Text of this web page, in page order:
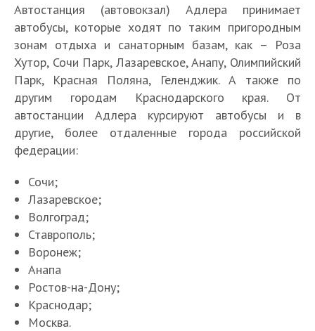
Автостанция (автовокзал) Адлера принимает
автобусы, которые ходят по таким пригородным
зонам отдыха и санаторным базам, как – Роза
Хутор, Сочи Парк, Лазаревское, Анапу, Олимпийский
Парк, Красная Поляна, Геленджик. А также по
другим городам Краснодарского края. От
автостанции Адлера курсируют автобусы и в
другие, более отдаленные города российской
федерации:
Сочи;
Лазаревское;
Волгоград;
Ставрополь;
Воронеж;
Анапа
Ростов-на-Дону;
Краснодар;
Москва.